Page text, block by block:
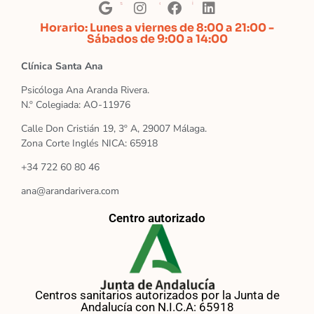
Horario: Lunes a viernes de 8:00 a 21:00 -
Sábados de 9:00 a 14:00
Clínica Santa Ana
Psicóloga Ana Aranda Rivera.
N.º Colegiada: AO-11976
Calle Don Cristián 19, 3º A, 29007 Málaga.
Zona Corte Inglés NICA: 65918
+34 722 60 80 46
ana@arandarivera.com
Centro autorizado
Centros sanitarios autorizados por la Junta de
Andalucía con N.I.C.A: 65918